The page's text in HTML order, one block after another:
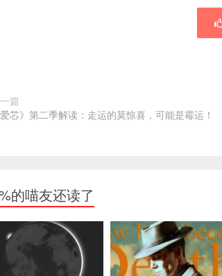
一篇
爱芯》第二季解读：走运的莫惊喜，可能是霉运！
的喵友还读了